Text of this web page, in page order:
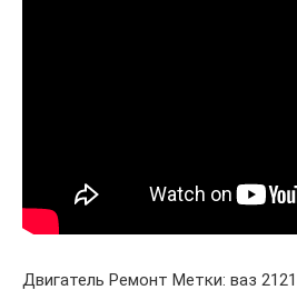
Двигатель Ремонт Метки: ваз